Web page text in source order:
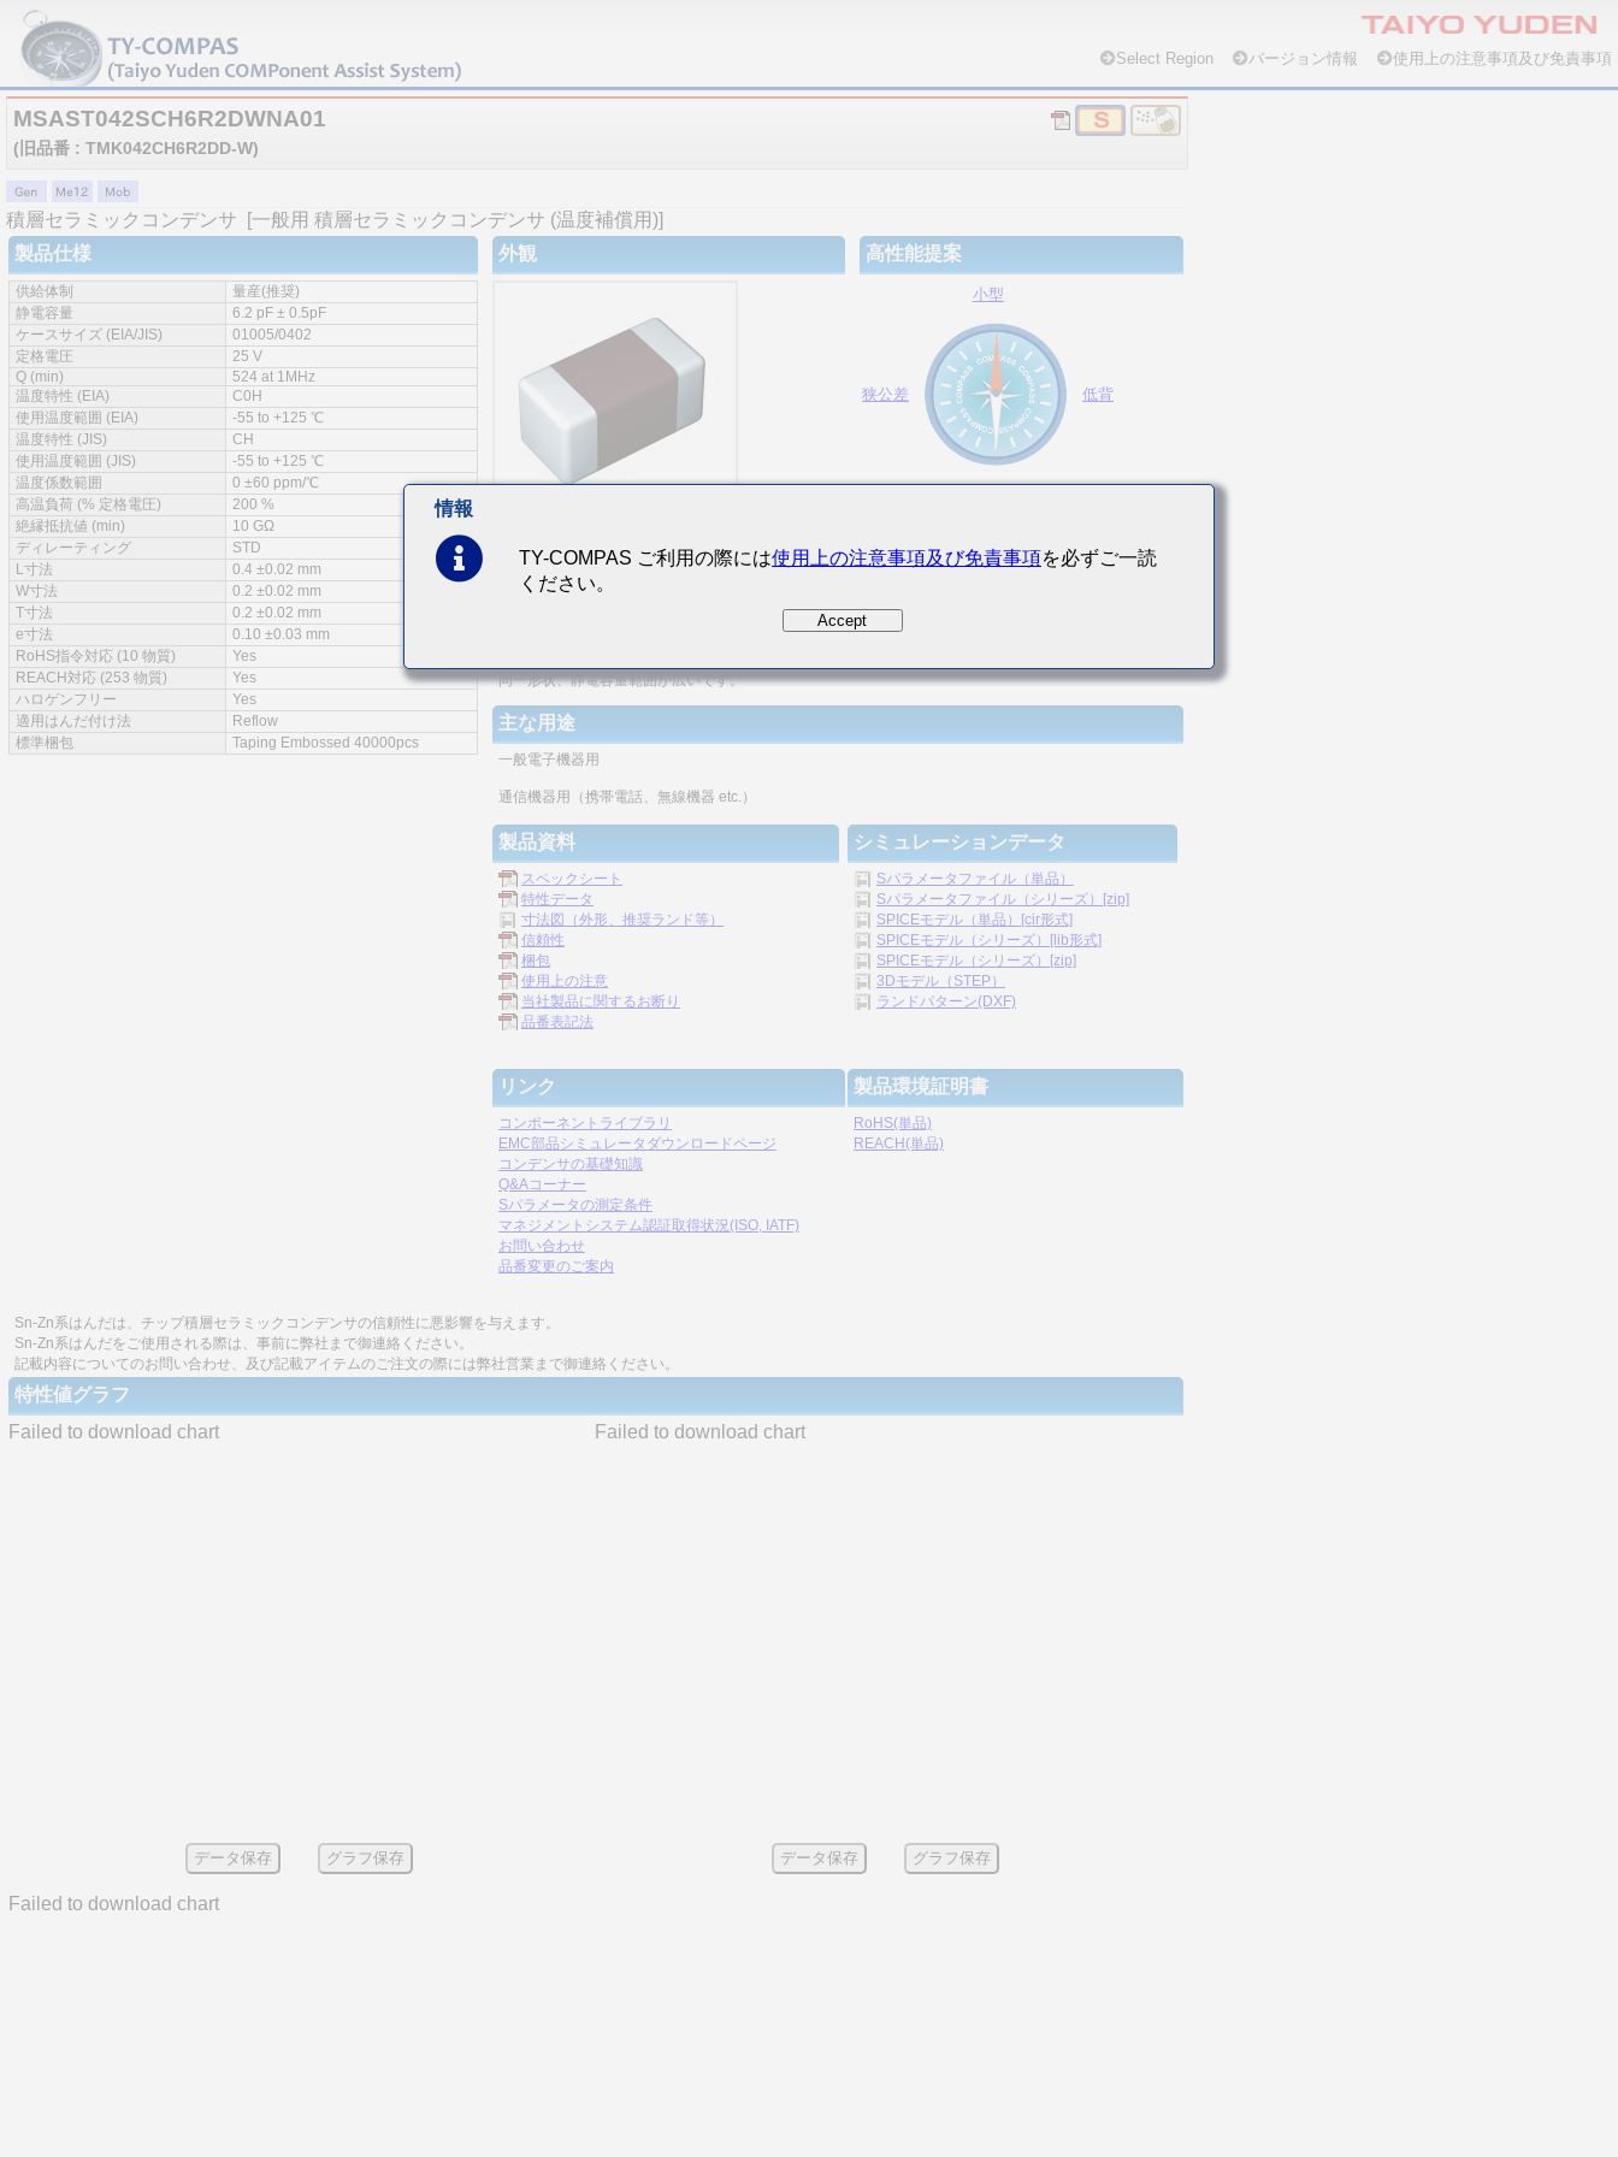
Select Region バージョン情報 使用上の注意事項及び免責事項
MSAST042SCH6R2DWNA01
(旧品番 : TMK042CH6R2DD-W)
積層セラミックコンデンサ
[一般用 積層セラミックコンデンサ (温度補償用)]
製品仕様
供給体制
量産(推奨)
静電容量
6.2 pF ± 0.5pF
ケースサイズ (EIA/JIS)
01005/0402
定格電圧
25 V
Q (min)
524 at 1MHz
温度特性 (EIA)
C0H
使用温度範囲 (EIA)
-55 to +125 ℃
温度特性 (JIS)
CH
使用温度範囲 (JIS)
-55 to +125 ℃
温度係数範囲
0 ±60 ppm/℃
高温負荷 (% 定格電圧)
200 %
絶縁抵抗値 (min)
10 GΩ
ディレーティング
STD
L寸法
0.4 ±0.02 mm
W寸法
0.2 ±0.02 mm
T寸法
0.2 ±0.02 mm
e寸法
0.10 ±0.03 mm
RoHS指令対応 (10 物質)
Yes
REACH対応 (253 物質)
Yes
ハロゲンフリー
Yes
適用はんだ付け法
Reflow
標準梱包
Taping Embossed 40000pcs
外観 高性能提案
小型
狭公差 低背
特徴
同一形状、静電容量範囲が広いです。
主な用途
一般電子機器用
通信機器用（携帯電話、無線機器 etc.）
製品資料
スペックシート
特性データ
寸法図（外形、推奨ランド等）
信頼性
梱包
使用上の注意
当社製品に関するお断り
品番表記法
シミュレーションデータ
Sパラメータファイル（単品）
Sパラメータファイル（シリーズ）[zip]
SPICEモデル（単品）[cir形式]
SPICEモデル（シリーズ）[lib形式]
SPICEモデル（シリーズ）[zip]
3Dモデル（STEP）
ランドパターン(DXF)
リンク
コンポーネントライブラリ
EMC部品シミュレータダウンロードページ
コンデンサの基礎知識
Q&Aコーナー
Sパラメータの測定条件
マネジメントシステム認証取得状況(ISO, IATF)
お問い合わせ
品番変更のご案内
製品環境証明書
RoHS(単品)
REACH(単品)
Sn-Zn系はんだは、チップ積層セラミックコンデンサの信頼性に悪影響を与えます。
Sn-Zn系はんだをご使用される際は、事前に弊社まで御連絡ください。
記載内容についてのお問い合わせ、及び記載アイテムのご注文の際には弊社営業まで御連絡ください。
特性値グラフ
Failed to download chart
データ保存 グラフ保存
Failed to download chart
データ保存 グラフ保存
Failed to download chart
情報
TY-COMPAS ご利用の際には使用上の注意事項及び免責事項を必ずご一読
ください。
Accept